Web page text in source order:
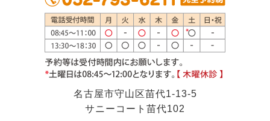
名古屋市守山区苗代1-13-5
サニーコート苗代102